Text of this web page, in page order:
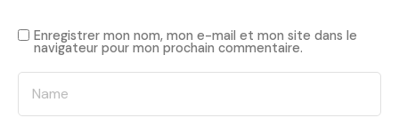
Enregistrer mon nom, mon e-mail et mon site dans le
navigateur pour mon prochain commentaire.